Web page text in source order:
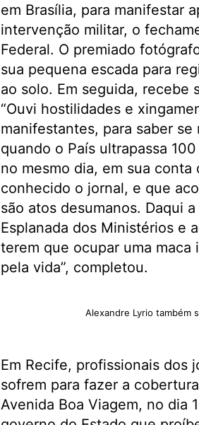
em Brasília, para manifestar
intervenção militar, o
Federal. O premiado
sua pequena escada para
ao solo. Em seguida, recebe
“Ouvi hostilidades e
manifestantes, para saber
quando o País ultrapassa
no mesmo dia, em sua
conhecido o jornal, e que
são atos desumanos. Daqui
Esplanada dos Ministérios e
terem que ocupar uma maca
pela vida”, completou.
Alexandre Lyrio também
Em Recife, profissionais dos
sofrem para fazer a
Avenida Boa Viagem, no dia